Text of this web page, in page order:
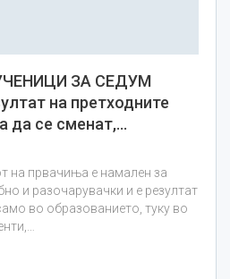
ЗА СЕДУМ
на претходните
да се сменат,…
на првачиња е намален за
и разочарувачки и е резултат
во образованието, туку во